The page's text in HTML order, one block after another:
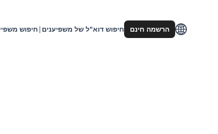
חיפוש | חיפוש דוא"ל של משפיענים הרשמה חינם